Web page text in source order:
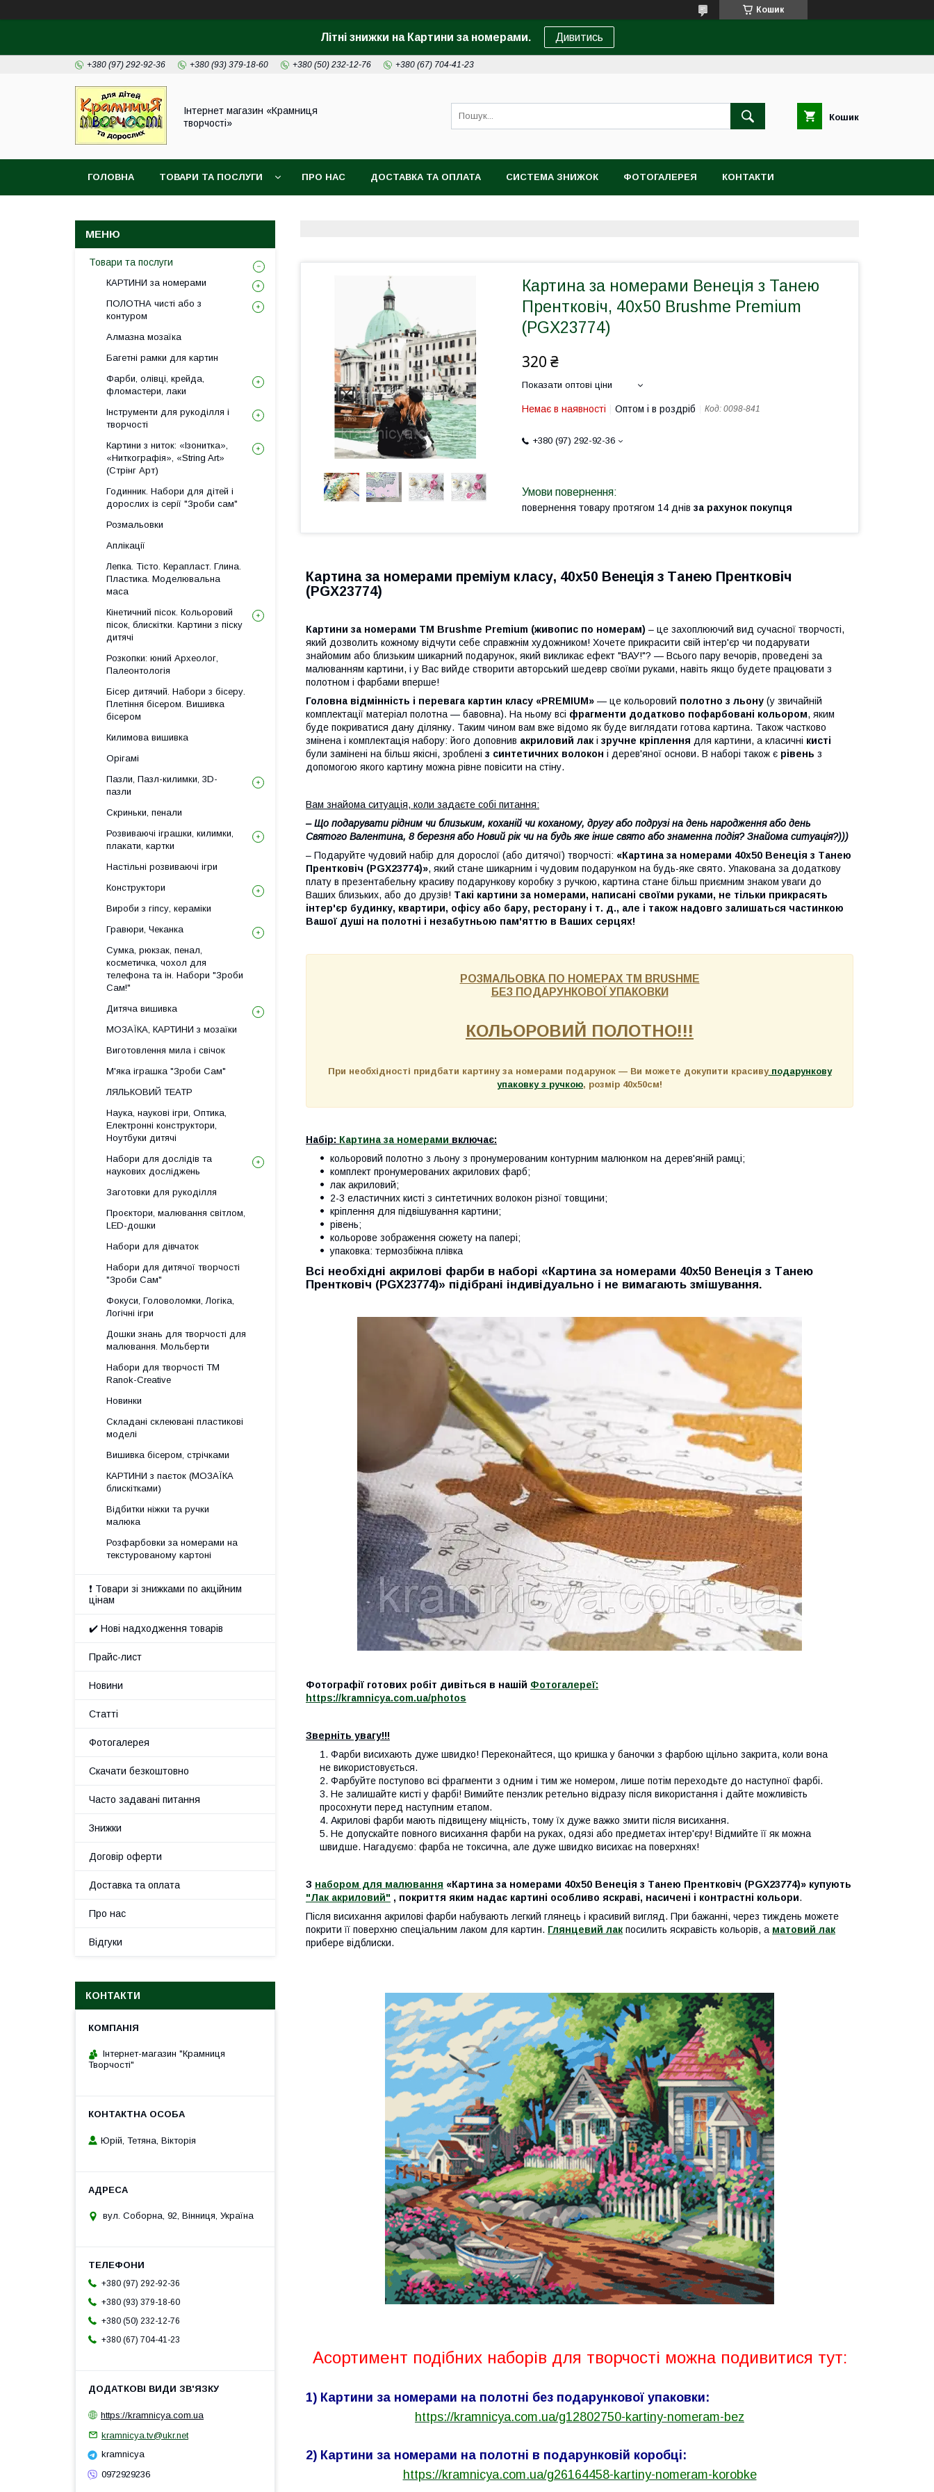
Кошик
Літні знижки на Картини за номерами. Дивитись
+380 (97) 292-92-36 +380 (93) 379-18-60 +380 (50) 232-12-76 +380 (67) 704-41-23
Інтернет магазин «Крамниця
творчості»
Кошик
ГОЛОВНА ТОВАРИ ТА ПОСЛУГИ ПРО НАС ДОСТАВКА ТА ОПЛАТА СИСТЕМА ЗНИЖОК ФОТОГАЛЕРЕЯ КОНТАКТИ
Картина за номерами Венеція з Танею
Прентковіч, 40х50 Brushme Premium
(PGX23774)
320 ₴
Показати оптові ціни
Немає в наявності Оптом і в роздріб Код: 0098-841
+380 (97) 292-92-36
повернення товару протягом 14 днів за рахунок покупця
Картина за номерами преміум класу, 40х50 Венеція з Танею Прентковіч
(PGX23774)
Картини за номерами ТМ Brushme Premium (живопис по номерам) – це захоплюючий вид сучасної творчості,
який дозволить кожному відчути себе справжнім художником! Хочете прикрасити свій інтер'єр чи подарувати
знайомим або близьким шикарний подарунок, який викликає ефект "ВАУ!"? — Всього пару вечорів, проведені за
малюванням картини, і у Вас вийде створити авторський шедевр своїми руками, навіть якщо будете працювати з
полотном і фарбами вперше!
Головна відмінність і перевага картин класу «PREMIUM» — це кольоровий полотно з льону (у звичайній
комплектації матеріал полотна — бавовна). На ньому всі фрагменти додатково пофарбовані кольором, яким
буде покриватися дану ділянку. Таким чином вам вже відомо як буде виглядати готова картина. Також частково
змінена і комплектація набору: його доповнив акриловий лак і зручне кріплення для картини, а класичні кисті
були замінені на більш якісні, зроблені з синтетичних волокон і дерев'яної основи. В наборі також є рівень з
допомогою якого картину можна рівне повісити на стіну.
Вам знайома ситуація, коли задаєте собі питання:
– Що подарувати рідним чи близьким, коханій чи коханому, другу або подрузі на день народження або день
Святого Валентина, 8 березня або Новий рік чи на будь яке інше свято або знаменна подія? Знайома ситуація?)))
– Подаруйте чудовий набір для дорослої (або дитячої) творчості: «Картина за номерами 40х50 Венеція з Танею
Прентковіч (PGX23774)», який стане шикарним і чудовим подарунком на будь-яке свято. Упакована за додаткову
плату в презентабельну красиву подарункову коробку з ручкою, картина стане більш приємним знаком уваги до
Ваших близьких, або до друзів! Такі картини за номерами, написані своїми руками, не тільки прикрасять
інтер'єр будинку, квартири, офісу або бару, ресторану і т. д., але і також надовго залишаться частинкою
Вашої душі на полотні і незабутньою пам'яттю в Ваших серцях!
РОЗМАЛЬОВКА ПО НОМЕРАХ ТМ BRUSHME
БЕЗ ПОДАРУНКОВОЇ УПАКОВКИ
КОЛЬОРОВИЙ ПОЛОТНО!!!
При необхідності придбати картину за номерами подарунок — Ви можете докупити красивуподарункову
упаковку з ручкою, розмір 40х50см!
Набір: Картина за номерами включає:
кольоровий полотно з льону з пронумерованим контурним малюнком на дерев'яній рамці;
комплект пронумерованих акрилових фарб;
лак акриловий;
2-3 еластичних кисті з синтетичних волокон різної товщини;
кріплення для підвішування картини;
рівень;
кольорове зображення сюжету на папері;
упаковка: термозбіжна плівка
Всі необхідні акрилові фарби в наборі «Картина за номерами 40х50 Венеція з Танею
Прентковіч (PGX23774)» підібрані індивідуально і не вимагають змішування.
Фотографії готових робіт дивіться в нашій Фотогалереї:
https://kramnicya.com.ua/photos
Зверніть увагу!!!
Фарби висихають дуже швидко! Переконайтеся, що кришка у баночки з фарбою щільно закрита, коли вона
не використовується.
Фарбуйте поступово всі фрагменти з одним і тим же номером, лише потім переходьте до наступної фарбі.
Не залишайте кисті у фарбі! Вимийте пензлик ретельно відразу після використання і дайте можливість
просохнути перед наступним етапом.
Акрилові фарби мають підвищену міцність, тому їх дуже важко змити після висихання.
Не допускайте повного висихання фарби на руках, одязі або предметах інтер'єру! Відмийте її як можна
швидше. Нагадуємо: фарба не токсична, але дуже швидко висихає на поверхнях!
З набором для малювання «Картина за номерами 40х50 Венеція з Танею Прентковіч (PGX23774)» купують
"Лак акриловий" , покриття яким надає картині особливо яскраві, насичені і контрастні кольори.
Після висихання акрилові фарби набувають легкий глянець і красивий вигляд. При бажанні, через тиждень можете
покрити її поверхню спеціальним лаком для картин. Глянцевий лак посилить яскравість кольорів, а матовий лак
прибере відблиски.
Асортимент подібних наборів для творчості можна подивитися тут:
1) Картини за номерами на полотні без подарункової упаковки:
https://kramnicya.com.ua/g12802750-kartiny-nomeram-bez
2) Картини за номерами на полотні в подарунковій коробці:
https://kramnicya.com.ua/g26164458-kartiny-nomeram-korobke
Товари та послуги
КАРТИНИ за номерами
ПОЛОТНА чисті або з
контуром
Алмазна мозаїка
Багетні рамки для картин
Фарби, олівці, крейда,
фломастери, лаки
Інструменти для рукоділля і
творчості
Картини з ниток: «Ізонитка»,
«Ниткографія», «String Art»
(Стрінг Арт)
Годинник. Набори для дітей і
дорослих із серії "Зроби сам"
Розмальовки
Аплікації
Лепка. Тісто. Керапласт. Глина.
Пластика. Моделювальна
маса
Кінетичний пісок. Кольоровий
пісок, блискітки. Картини з піску
дитячі
Розкопки: юний Археолог,
Палеонтологія
Бісер дитячий. Набори з бісеру.
Плетіння бісером. Вишивка
бісером
Килимова вишивка
Орігамі
Пазли, Пазл-килимки, 3D-
пазли
Скриньки, пенали
Розвиваючі іграшки, килимки,
плакати, картки
Настільні розвиваючі ігри
Конструктори
Вироби з гіпсу, кераміки
Гравюри, Чеканка
Сумка, рюкзак, пенал,
косметичка, чохол для
телефона та ін. Набори "Зроби
Сам!"
Дитяча вишивка
МОЗАЇКА, КАРТИНИ з мозаїки
Виготовлення мила і свічок
М'яка іграшка "Зроби Сам"
ЛЯЛЬКОВИЙ ТЕАТР
Наука, наукові ігри, Оптика,
Електронні конструктори,
Ноутбуки дитячі
Набори для дослідів та
наукових досліджень
Заготовки для рукоділля
Проєктори, малювання світлом,
LED-дошки
Набори для дівчаток
Набори для дитячої творчості
"Зроби Сам"
Фокуси, Головоломки, Логіка,
Логічні ігри
Дошки знань для творчості для
малювання. Мольберти
Набори для творчості ТМ
Ranok-Creative
Новинки
Складані склеювані пластикові
моделі
Вишивка бісером, стрічками
КАРТИНИ з паєток (МОЗАЇКА
блискітками)
Відбитки ніжки та ручки
малюка
Розфарбовки за номерами на
текстурованому картоні
❗ Товари зі знижками по акційним
цінам
✔️ Нові надходження товарів
Прайс-лист
Новини
Статті
Фотогалерея
Скачати безкоштовно
Часто задавані питання
Знижки
Договір оферти
Доставка та оплата
Про нас
Відгуки
КОНТАКТИ
Інтернет-магазин "Крамниця
Творчості"
Юрій, Тетяна, Вікторія
вул. Соборна, 92, Вінниця, Україна
+380 (97) 292-92-36
+380 (93) 379-18-60
+380 (50) 232-12-76
+380 (67) 704-41-23
https://kramnicya.com.ua
kramnicya.tv@ukr.net
kramnicya
0972929236